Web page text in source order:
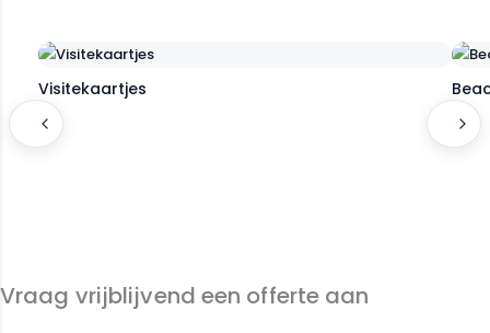
Visitekaartjes
Vraag vrijblijvend een offerte aan